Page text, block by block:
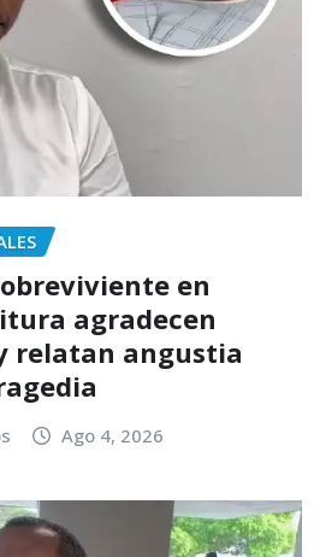
en
agradecen
relatan angustia
Ago 4, 2026